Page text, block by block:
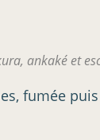
ankaké et
fumée